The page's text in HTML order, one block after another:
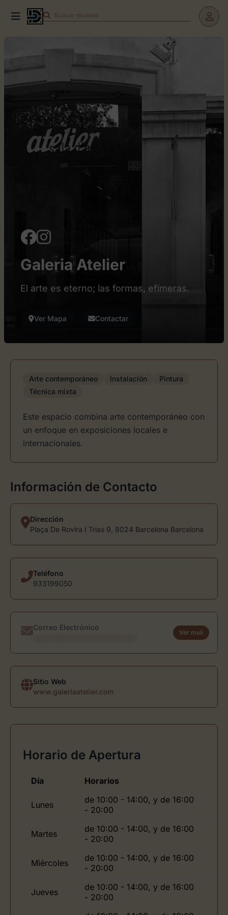
Buscar museos
Galeria Atelier
El arte es eterno; las formas, efímeras.
Ver Mapa Contactar
Arte contemporáneo Instalación
Pintura
Técnica mixta
Este espacio combina arte contemporáneo con
un enfoque en exposiciones locales e
internacionales.
Información de Contacto
Dirección
Plaça De Rovira I Trias 9, 8024 Barcelona Barcelona
Teléfono
933199050
Correo Electrónico
Ver mail
Sitio Web
www.galeriaatelier.com
Horario de Apertura
Día Horarios
Lunes
de 10:00 - 14:00, y de 16:00
- 20:00
Martes
de 10:00 - 14:00, y de 16:00
- 20:00
Miércoles
de 10:00 - 14:00, y de 16:00
- 20:00
Jueves
de 10:00 - 14:00, y de 16:00
- 20:00